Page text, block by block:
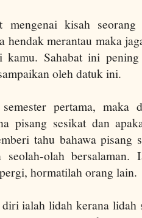
mengenai kisah
hendak merantau maka
kamu. Sahabat ini
oleh datuk ini.
pertama, maka
pisang sesikat dan
tahu bahawa pisang
seolah-olah bersalaman.
hormatilah orang lain.
ialah lidah kerana lidah